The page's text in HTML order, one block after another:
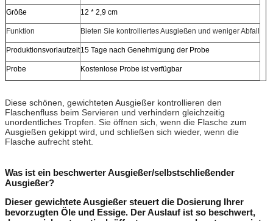
Größe 12 * 2,9 cm
Funktion Bieten Sie kontrolliertes Ausgießen und weniger Abfall
Produktionsvorlaufzeit15 Tage nach Genehmigung der Probe
Probe Kostenlose Probe ist verfügbar
Diese schönen, gewichteten Ausgießer kontrollieren den
Flaschenfluss beim Servieren und verhindern gleichzeitig
unordentliches Tropfen. Sie öffnen sich, wenn die Flasche zum
Ausgießen gekippt wird, und schließen sich wieder, wenn die
Flasche aufrecht steht.
Was ist ein beschwerter Ausgießer/selbstschließender
Ausgießer?
Dieser gewichtete Ausgießer steuert die Dosierung Ihrer
bevorzugten Öle und Essige. Der Auslauf ist so beschwert,